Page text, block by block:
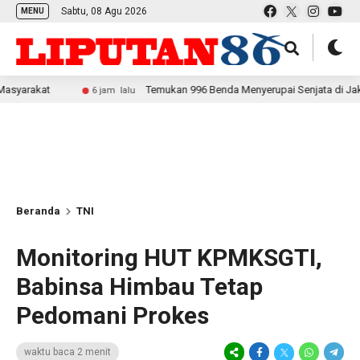
MENU Sabtu, 08 Agu 2026
6 jam lalu Temukan 996 Benda Menyerupai Senjata di Jaksel,
Beranda TNI
Monitoring HUT KPMKSGTI,
Babinsa Himbau Tetap
Pedomani Prokes
waktu baca 2 menit